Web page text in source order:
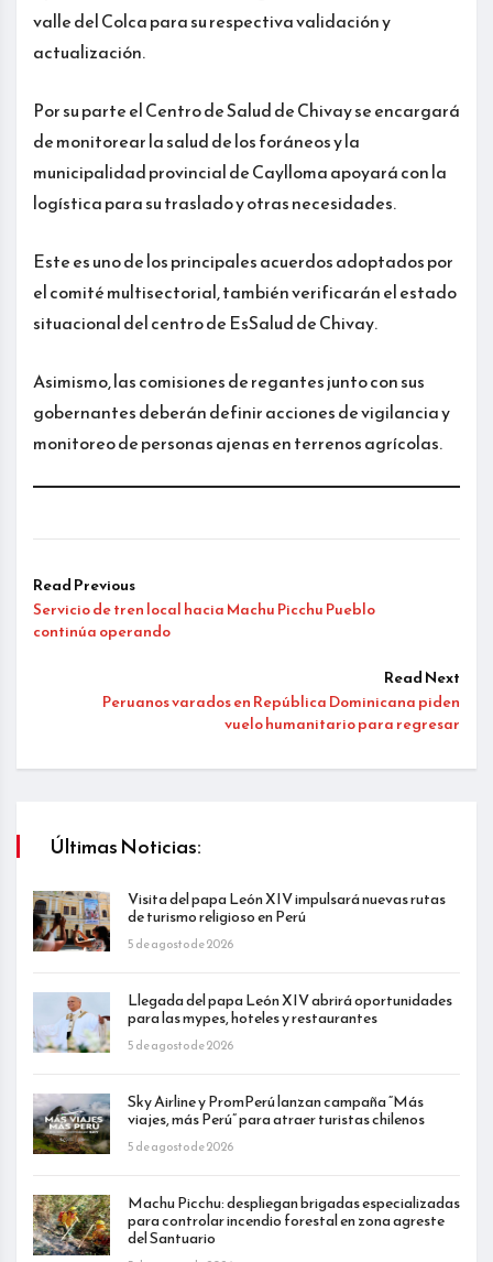
valle del Colca para su respectiva validación y
actualización.
Por su parte el Centro de Salud de Chivay se encargará
de monitorear la salud de los foráneos y la
municipalidad provincial de Caylloma apoyará con la
logística para su traslado y otras necesidades.
Este es uno de los principales acuerdos adoptados por
el comité multisectorial, también verificarán el estado
situacional del centro de EsSalud de Chivay.
Asimismo, las comisiones de regantes junto con sus
gobernantes deberán definir acciones de vigilancia y
monitoreo de personas ajenas en terrenos agrícolas.
Read Previous
Servicio de tren local hacia Machu Picchu Pueblo
continúa operando
Read Next
Peruanos varados en República Dominicana piden
vuelo humanitario para regresar
Últimas Noticias:
Visita del papa León XIV impulsará nuevas rutas
de turismo religioso en Perú
5 de agosto de 2026
Llegada del papa León XIV abrirá oportunidades
para las mypes, hoteles y restaurantes
5 de agosto de 2026
Sky Airline y PromPerú lanzan campaña “Más
viajes, más Perú” para atraer turistas chilenos
5 de agosto de 2026
Machu Picchu: despliegan brigadas especializadas
para controlar incendio forestal en zona agreste
del Santuario